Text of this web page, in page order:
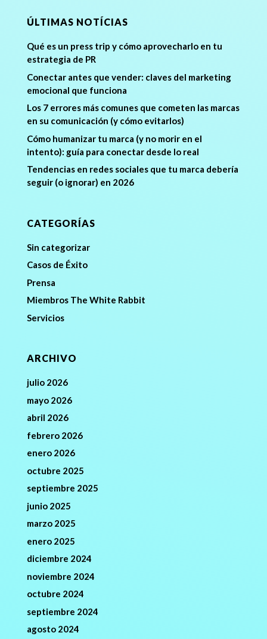
ÚLTIMAS NOTÍCIAS
Qué es un press trip y cómo aprovecharlo en tu
estrategia de PR
Conectar antes que vender: claves del marketing
emocional que funciona
Los 7 errores más comunes que cometen las marcas
en su comunicación (y cómo evitarlos)
Cómo humanizar tu marca (y no morir en el
intento): guía para conectar desde lo real
Tendencias en redes sociales que tu marca debería
seguir (o ignorar) en 2026
CATEGORÍAS
Sin categorizar
Casos de Éxito
Prensa
Miembros The White Rabbit
Servicios
ARCHIVO
julio 2026
mayo 2026
abril 2026
febrero 2026
enero 2026
octubre 2025
septiembre 2025
junio 2025
marzo 2025
enero 2025
diciembre 2024
noviembre 2024
octubre 2024
septiembre 2024
agosto 2024